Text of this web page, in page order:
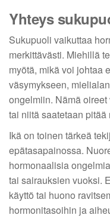
Yhteys
Sukupuoli vaikuttaa
merkittävästi. Miehillä
myötä, mikä voi johtaa
väsymykseen,
ongelmiin. Nämä
tai niitä saatetaan
Ikä on toinen tärkeä
epätasapainossa.
hormonaalisia
tai sairauksien vuoksi.
käyttö tai huono
hormonitasoihin ja